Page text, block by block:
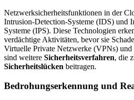
Netzwerksicherheitsfunktionen in der
Intrusion-Detection-Systeme (IDS) und
Systeme (IPS). Diese Technologien
verdächtige Aktivitäten, bevor sie
Virtuelle Private Netzwerke (VPNs)
sind weitere Sicherheitsverfahren, die
Sicherheitslücken beitragen.
Bedrohungserkennung und